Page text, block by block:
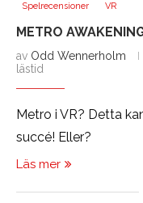
Spelrecensioner VR
METRO
av Odd Wennerholm
lästid
Metro i VR? Detta
succé! Eller?
Läs mer